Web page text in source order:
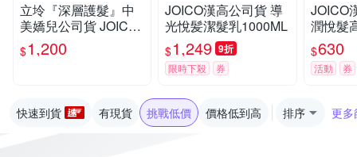
立坽『深層護髮』中
美嬌兒公司貨 JOICO
導光悅髮瞬澤髮膜500
ml IH04 IH05
$1,200
JOICO漢高公司貨 導
光悅髪潔髮乳1000ML
$1,249 9折
限時下殺 券
JOICO
潤悅髮
ML(原
髮膜)
$630
活動 券
快速到貨 有現貨 挑戰低價 價格低到高 排序 更多